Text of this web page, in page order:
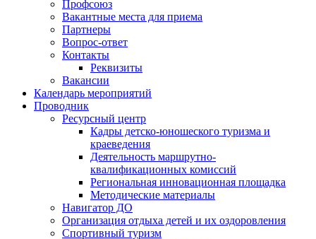
Профсоюз
Вакантные места для приема
Партнеры
Вопрос-ответ
Контакты
Реквизиты
Вакансии
Календарь мероприятий
Проводник
Ресурсный центр
Кадры детско-юношеского туризма и
краеведения
Деятельность маршрутно-
квалификационных комиссий
Региональная инновационная площадка
Методические материалы
Навигатор ДО
Организация отдыха детей и их оздоровления
Спортивный туризм